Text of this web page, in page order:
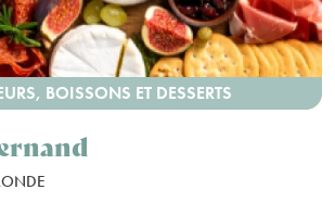
BOISSONS ET DESSERTS